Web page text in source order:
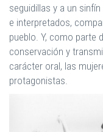
seguidillas y a un
e interpretados,
pueblo. Y, como parte
conservación y
carácter oral, las
protagonistas.